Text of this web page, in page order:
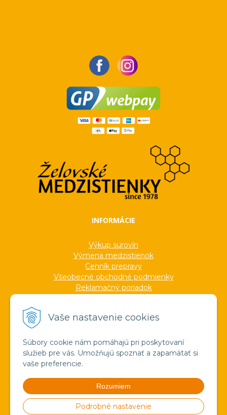
Vaše nastavenie cookies
Súbory cookie nám pomáhajú pri poskytovaní
služieb pre vás. Umožňujú spoznať a zapamätať si
vaše preferencie.
Rozumiem
Podrobné nastavenie
INFORMÁCIE
Výkup surovín
Výmena medzistienok
Cenník prepravy
Všeobecné obchodné podmienky
Reklamačný poriadok
Formuláre
Ocenenia
Veľkoobchod
Verejné obstarávanie
Pravda o medzistienkach a vosku
Spoznajte náš región!
Štúdium